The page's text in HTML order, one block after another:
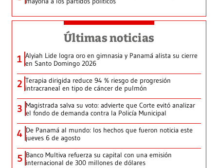
Últimas noticias
1 Alyiah Lide logra oro en gimnasia y Panamá alista su cierre
en Santo Domingo 2026
2 Terapia dirigida reduce 94 % riesgo de progresión
intracraneal en tipo de cáncer de pulmón
3 Magistrada salva su voto: advierte que Corte evitó analizar
el fondo de demanda contra la Policía Municipal
4 De Panamá al mundo: los hechos que fueron noticia este
jueves 6 de agosto
5 Banco Multiva refuerza su capital con una emisión
internacional de 300 millones de dólares